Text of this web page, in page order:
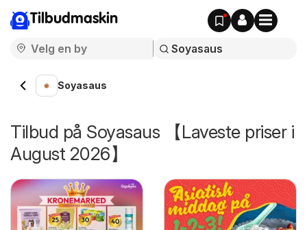
Tilbudmaskin
Soyasaus
Tilbud på Soyasaus 【Laveste priser i
August 2026】